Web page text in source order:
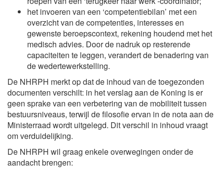
het invoeren van een ‘competentiebilan’ met een
overzicht van de competenties, interesses en
gewenste beroepscontext, rekening houdend met het
medisch advies. Door de nadruk op resterende
capaciteiten te leggen, verandert de benadering van
de wedertewerkstelling.
De NHRPH merkt op dat de inhoud van de toegezonden
documenten verschilt: in het verslag aan de Koning is er
geen sprake van een verbetering van de mobiliteit tussen
bestuursniveaus, terwijl de filosofie ervan in de nota aan de
Ministerraad wordt uitgelegd. Dit verschil in inhoud vraagt
om verduidelijking.
De NHRPH wil graag enkele overwegingen onder de
aandacht brengen: